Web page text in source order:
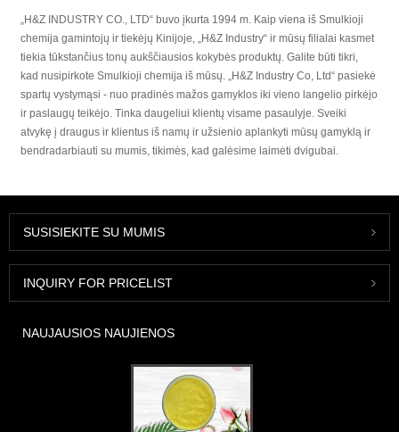
„H&Z INDUSTRY CO., LTD“ buvo įkurta 1994 m. Kaip viena iš Smulkioji
chemija gamintojų ir tiekėjų Kinijoje, „H&Z Industry“ ir mūsų filialai kasmet
tiekia tūkstančius tonų aukščiausios kokybės produktų. Galite būti tikri,
kad nusipirkote Smulkioji chemija iš mūsų. „H&Z Industry Co, Ltd“ pasiekė
spartų vystymąsi - nuo pradinės mažos gamyklos iki vieno langelio pirkėjo
ir paslaugų teikėjo. Tinka daugeliui klientų visame pasaulyje. Sveiki
atvykę į draugus ir klientus iš namų ir užsienio aplankyti mūsų gamyklą ir
bendradarbiauti su mumis, tikimės, kad galėsime laimėti dvigubai.
SUSISIEKITE SU MUMIS
INQUIRY FOR PRICELIST
NAUJAUSIOS NAUJIENOS